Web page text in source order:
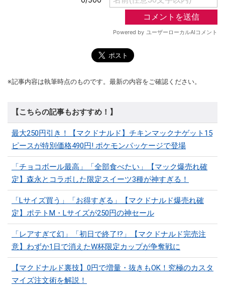
※記事内容は執筆時点のものです。最新の内容をご確認ください。
【こちらの記事もおすすめ！】
最大250円引き！【マクドナルド】チキンマックナゲット15
ピースが特別価格490円! ポケモンパッケージで登場
「チョコボール最高」「全部食べたい」【マック爆売れ確
定】森永とコラボした限定スイーツ3種が神すぎる！
「Lサイズ買う」「お得すぎる」【マクドナルド爆売れ確
定】ポテトM・Lサイズが250円の神セール
「レアすぎて幻」「初日で終了!?」【マクドナルド完売注
意】わずか1日で消えたW杯限定カップが争奪戦に
【マクドナルド裏技】0円で増量・抜きもOK！究極のカスタ
マイズ注文術を解説！